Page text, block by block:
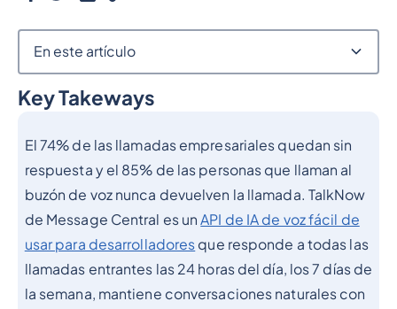
Key Takeways
El 74% de las llamadas empresariales quedan sin
respuesta y el 85% de las personas que llaman al
buzón de voz nunca devuelven la llamada. TalkNow
de Message Central es unAPI de IA de voz fácil de
usar para desarrolladores que responde a todas las
llamadas entrantes las 24 horas del día, los 7 días de
la semana, mantiene conversaciones naturales con
En este artículo
Epígrafe 2